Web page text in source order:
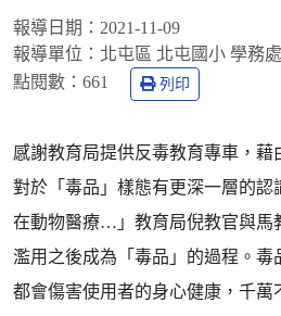
報導日期： 2021-11-09
報導單位： 北屯區 北屯國小 學務處
點閱數： 661 列印
感謝教育局提供反毒教育專車，藉
對於「毒品」樣態有更深一層的認
在動物醫療…」教育局倪教官與馬
濫用之後成為「毒品」的過程。毒
都會傷害使用者的身心健康，千萬